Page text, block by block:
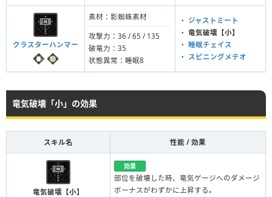
クラスターハンマー
素材：影蜘蛛素材
攻撃力：36 / 65 / 135
破竜力：35
状態異常：睡眠8
・ ジャストミート
・ 竜気破壊【小】
・ 睡眠チェイス
・
スピニングメテオ
竜気破壊「小」の効果
スキル名 性能 / 効果
竜気破壊【小】
効果
部位を破壊した時、竜気ゲージへのダメージ
ボーナスがわずかに上昇する。